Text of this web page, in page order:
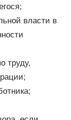
власти в
труду,